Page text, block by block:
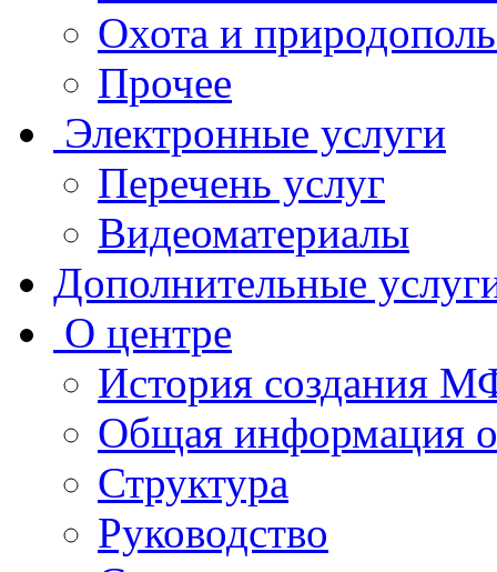
Охота и
Прочее
Электронные услуги
Перечень услуг
Видеоматериалы
Дополнительные
О центре
История создания
Общая
Структура
Руководство